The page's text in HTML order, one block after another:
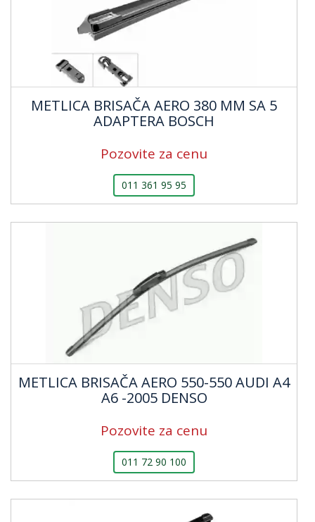
METLICA BRISAČA AERO 380 MM SA 5
ADAPTERA BOSCH
Pozovite za cenu
011 361 95 95
METLICA BRISAČA AERO 550-550 AUDI A4
A6 -2005 DENSO
Pozovite za cenu
011 72 90 100